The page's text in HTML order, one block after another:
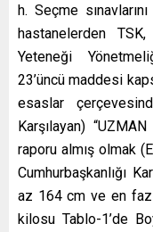
h. Seçme
hastanelerden TSK,
Yeteneği
23’üncü maddesi
esaslar
Karşılayan)
raporu almış olmak
Cumhurbaşkanlığı
az 164 cm ve en
kilosu Tablo-1’de